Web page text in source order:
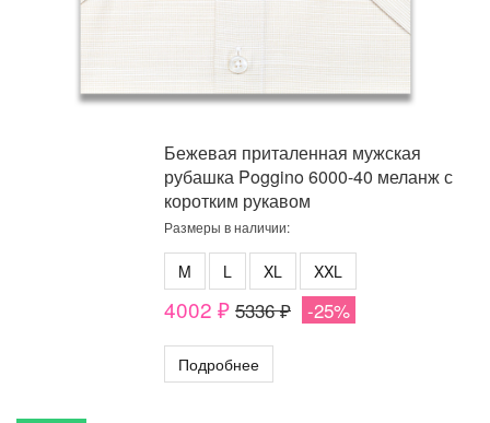
Бежевая приталенная мужская
рубашка Poggino 6000-40 меланж с
коротким рукавом
Размеры в наличии:
M L XL XXL
4002 ₽ 5336 ₽ -25%
Подробнее